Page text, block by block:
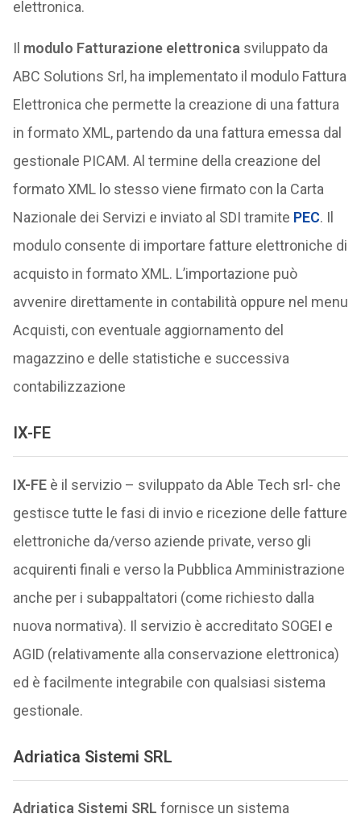
elettronica.
Il modulo Fatturazione elettronica sviluppato da
ABC Solutions Srl, ha implementato il modulo Fattura
Elettronica che permette la creazione di una fattura
in formato XML, partendo da una fattura emessa dal
gestionale PICAM. Al termine della creazione del
formato XML lo stesso viene firmato con la Carta
Nazionale dei Servizi e inviato al SDI tramite PEC. Il
modulo consente di importare fatture elettroniche di
acquisto in formato XML. L’importazione può
avvenire direttamente in contabilità oppure nel menu
Acquisti, con eventuale aggiornamento del
magazzino e delle statistiche e successiva
contabilizzazione
IX-FE
IX-FEè il servizio – sviluppato da Able Tech srl- che
gestisce tutte le fasi di invio e ricezione delle fatture
elettroniche da/verso aziende private, verso gli
acquirenti finali e verso la Pubblica Amministrazione
anche per i subappaltatori (come richiesto dalla
nuova normativa). Il servizio è accreditato SOGEI e
AGID (relativamente alla conservazione elettronica)
ed è facilmente integrabile con qualsiasi sistema
gestionale.
Adriatica Sistemi SRL
Adriatica Sistemi SRL fornisce un sistema